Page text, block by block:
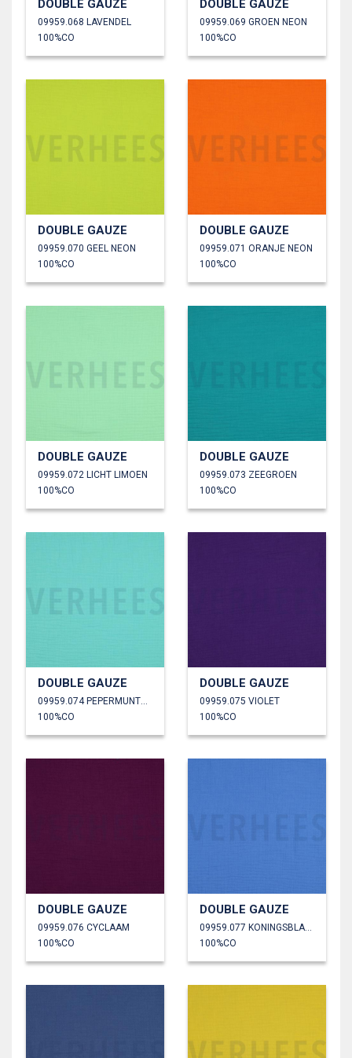
DOUBLE GAUZE
09959.068 LAVENDEL
100%CO
DOUBLE GAUZE
09959.069 GROEN NEON
100%CO
DOUBLE GAUZE
09959.070 GEEL NEON
100%CO
DOUBLE GAUZE
09959.071 ORANJE NEON
100%CO
DOUBLE GAUZE
09959.072 LICHT LIMOEN
100%CO
DOUBLE GAUZE
09959.073 ZEEGROEN
100%CO
DOUBLE GAUZE
09959.074 PEPERMUNTGROEN
100%CO
DOUBLE GAUZE
09959.075 VIOLET
100%CO
DOUBLE GAUZE
09959.076 CYCLAAM
100%CO
DOUBLE GAUZE
09959.077 KONINGSBLAUW
100%CO